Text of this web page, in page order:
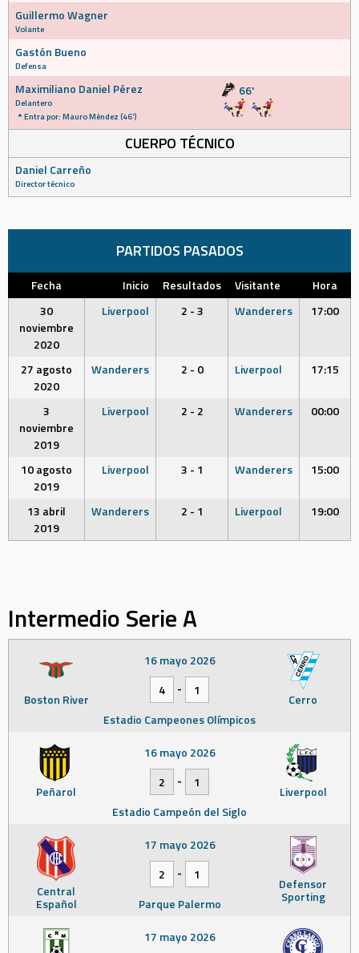
Guillermo Wagner
Volante
Gastón Bueno
Defensa
Maximiliano Daniel Pérez
Delantero
Entra por: Mauro Méndez (46')
66'
CUERPO TÉCNICO
Daniel Carreño
Director técnico
PARTIDOS PASADOS
Fecha Inicio Resultados Visitante
Hora
30
noviembre
2020
Liverpool 2 - 3 Wanderers 17:00
27 agosto
2020
Wanderers 2 - 0 Liverpool 17:15
3
noviembre
2019
Liverpool 2 - 2 Wanderers 00:00
10 agosto
2019
Liverpool 3 - 1 Wanderers 15:00
13 abril
2019
Wanderers 2 - 1 Liverpool 19:00
Intermedio Serie A
Boston River Cerro
16 mayo 2026
4
-
1
Estadio Campeones Olímpicos
Peñarol Liverpool
16 mayo 2026
2
-
1
Estadio Campeón del Siglo
Central
Español
Defensor
Sporting
17 mayo 2026
2
-
1
Parque Palermo
17 mayo 2026